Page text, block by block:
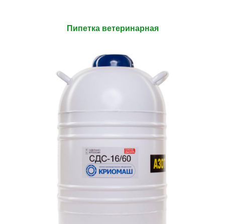
Пипетка ветеринарная